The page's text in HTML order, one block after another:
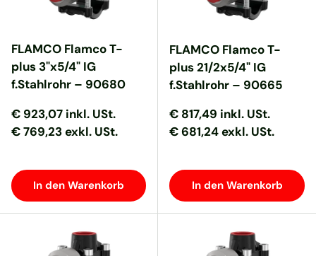
FLAMCO Flamco T-
plus 3"x5/4" IG
f.Stahlrohr – 90680
Normaler Preis
Normaler Preis
€ 923,07 inkl. USt.
€ 769,23 exkl. USt.
In den Warenkorb
FLAMCO Flamco T-
plus 21/2x5/4" IG
f.Stahlrohr – 90665
Normaler Preis
Normaler Preis
€ 817,49 inkl. USt.
€ 681,24 exkl. USt.
In den Warenkorb